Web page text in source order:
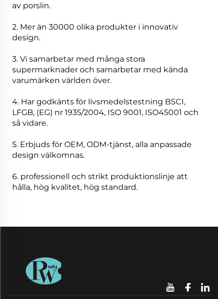
av porslin.
2. Mer än 30000 olika produkter i innovativ
design.
3. Vi samarbetar med många stora
supermarknader och samarbetar med kända
varumärken världen över.
4. Har godkänts för livsmedelstestning BSCI,
LFGB, (EG) nr 1935/2004, ISO 9001, ISO45001 och
så vidare.
5. Erbjuds för OEM, ODM-tjänst, alla anpassade
design välkomnas.
6. professionell och strikt produktionslinje att
hålla, hög kvalitet, hög standard.